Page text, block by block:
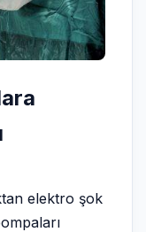
elektro şok